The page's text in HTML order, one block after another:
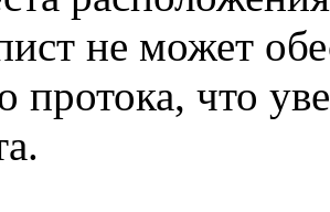
не может
протока, что